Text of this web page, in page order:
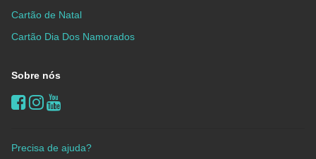
Cartão de Natal
Cartão Dia Dos Namorados
Sobre nós
Precisa de ajuda?